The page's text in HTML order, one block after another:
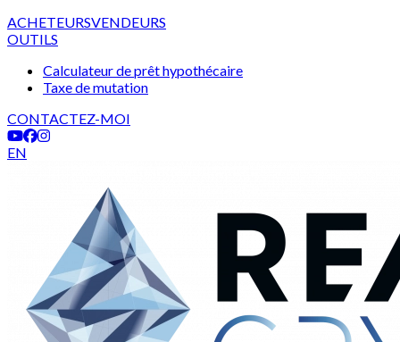
ACHETEURSVENDEURS
OUTILS
Calculateur de prêt hypothécaire
Taxe de mutation
CONTACTEZ-MOI
EN